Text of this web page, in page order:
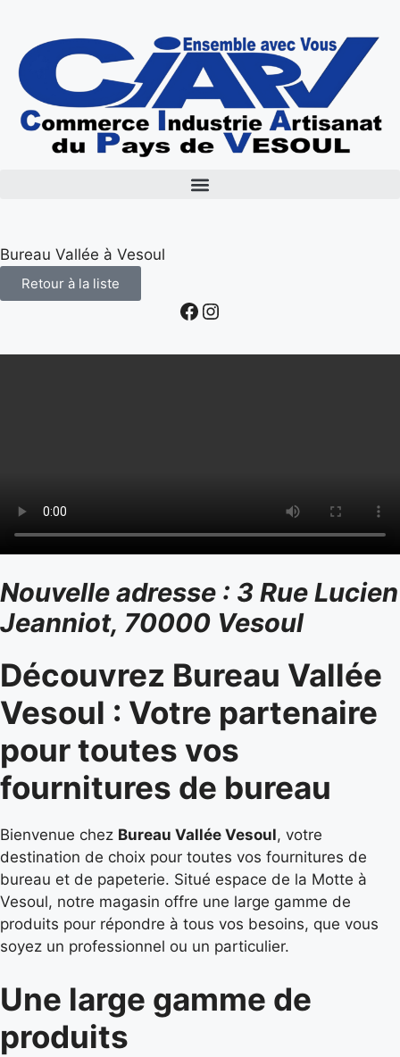
Bureau Vallée à Vesoul
Retour à la liste
Nouvelle adresse : 3 Rue Lucien
Jeanniot, 70000 Vesoul
Découvrez Bureau Vallée
Vesoul : Votre partenaire
pour toutes vos
fournitures de bureau
Bienvenue chez Bureau Vallée Vesoul, votre
destination de choix pour toutes vos fournitures de
bureau et de papeterie. Situé espace de la Motte à
Vesoul, notre magasin offre une large gamme de
produits pour répondre à tous vos besoins, que vous
soyez un professionnel ou un particulier.
Une large gamme de
produits